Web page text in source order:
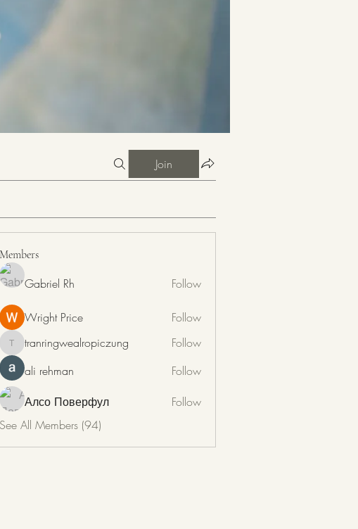
Join
Members
Gabriel Rh Follow
Wright Price Follow
tranringwealropiczung
tranringwealropiczung
Follow
ali rehman
Follow
Алсо Поверфул
Follow
See All Members (94)